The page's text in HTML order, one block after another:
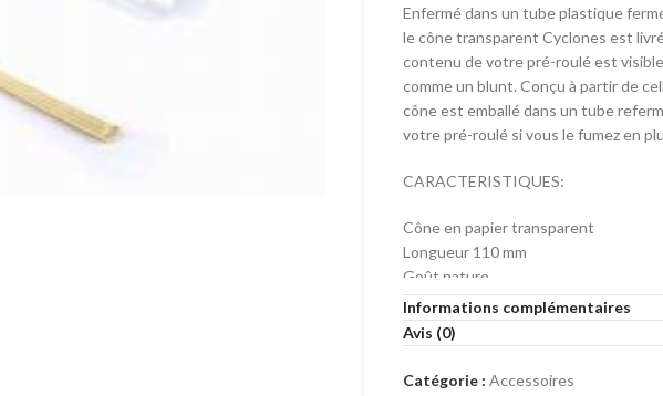
Enfermé dans un tube plastique
le cône transparent Cyclones est
contenu de votre pré-roulé est
comme un blunt. Conçu à partir de
cône est emballé dans un tube
votre pré-roulé si vous le fumez en
CARACTERISTIQUES:
Cône en papier transparent
Longueur 110 mm
Goût nature
Sans tabac ni nicotine
Brûle très lentement
Livré dans tube hermétique
Feuille en cellulose de coton,
Informations complémentaires
Avis (0)
Catégorie : Accessoires